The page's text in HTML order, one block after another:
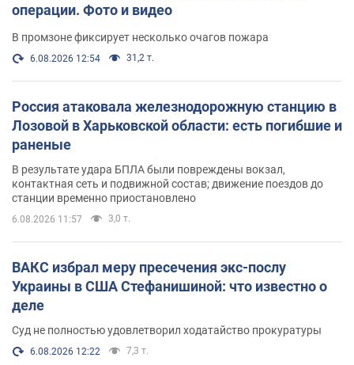
операции. Фото и видео
В промзоне фиксирует несколько очагов пожара
6.08.2026 12:54 31,2 т.
Россия атаковала железнодорожную станцию в
Лозовой в Харьковской области: есть погибшие и
раненые
В результате удара БПЛА были повреждены вокзал,
контактная сеть и подвижной состав; движение поездов до
станции временно приостановлено
6.08.2026 11:57 3,0 т.
ВАКС избрал меру пресечения экс-послу
Украины в США Стефанишиной: что известно о
деле
Суд не полностью удовлетворил ходатайство прокуратуры
6.08.2026 12:22 7,3 т.